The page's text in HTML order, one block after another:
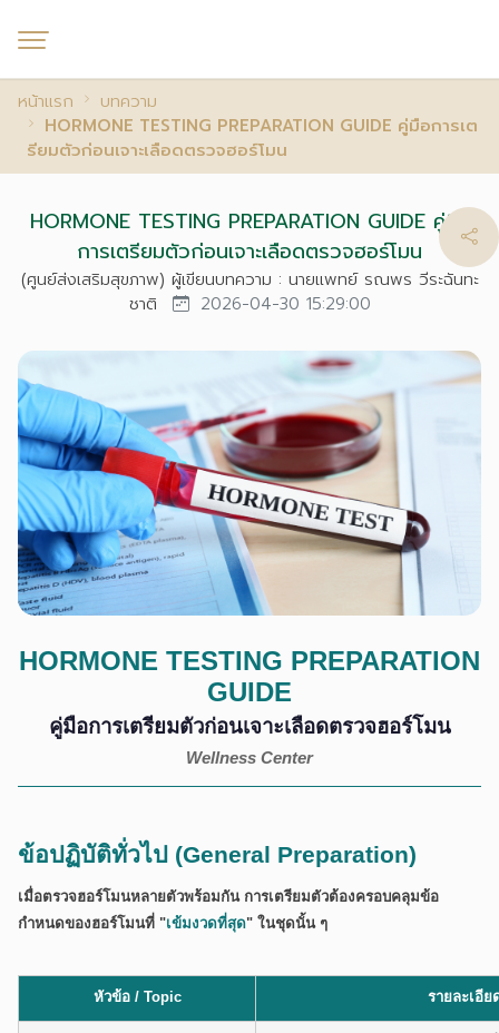
หน้าแรก
บทความ
HORMONE TESTING PREPARATION GUIDE คู่มือการเต
รียมตัวก่อนเจาะเลือดตรวจฮอร์โมน
HORMONE TESTING PREPARATION GUIDE คู่มือ
การเตรียมตัวก่อนเจาะเลือดตรวจฮอร์โมน
(ศูนย์ส่งเสริมสุขภาพ) ผู้เขียนบทความ : นายแพทย์ รณพร วีระฉันทะ
ชาติ
2026-04-30 15:29:00
HORMONE TESTING PREPARATION
GUIDE
คู่มือการเตรียมตัวก่อนเจาะเลือดตรวจฮอร์โมน
Wellness Center
ข้อปฏิบัติทั่วไป (General Preparation)
เมื่อตรวจฮอร์โมนหลายตัวพร้อมกัน การเตรียมตัวต้องครอบคลุมข้อ
กำหนดของฮอร์โมนที่ "เข้มงวดที่สุด" ในชุดนั้น ๆ
หัวข้อ / Topic รายละเอีย